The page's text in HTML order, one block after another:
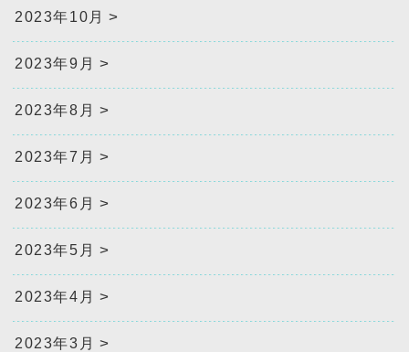
2023年10月
2023年9月
2023年8月
2023年7月
2023年6月
2023年5月
2023年4月
2023年3月